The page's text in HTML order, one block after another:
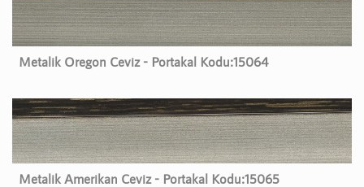
Metalik Oregon Ceviz - Portakal Kodu:15064
Metalik Amerikan Ceviz - Portakal Kodu:15065